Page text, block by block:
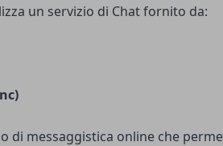
un servizio di Chat fornito da:
)
di messaggistica online che